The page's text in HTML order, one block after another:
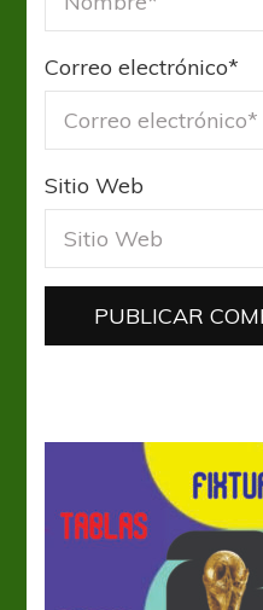
Correo electrónico*
Sitio Web